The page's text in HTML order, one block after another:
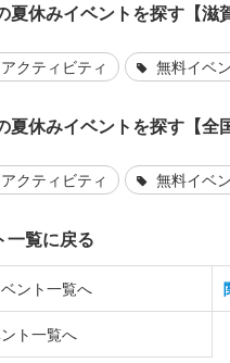
夏休みイベントを探す【滋
クティビティ 無料イベ
夏休みイベントを探す【全国
クティビティ 無料イベ
一覧に戻る
ント一覧へ
ト一覧へ